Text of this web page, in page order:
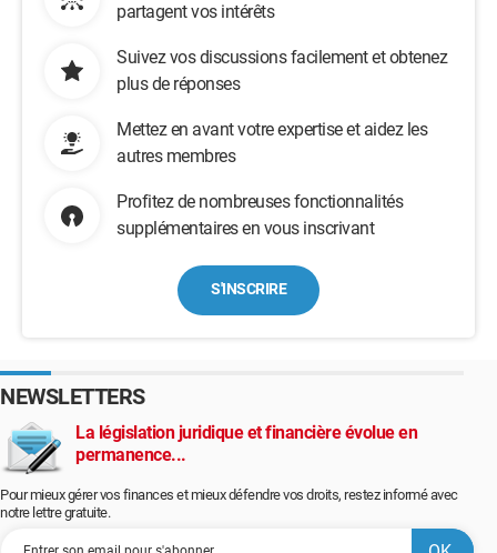
partagent vos intérêts
Suivez vos discussions facilement et obtenez
plus de réponses
Mettez en avant votre expertise et aidez les
autres membres
Profitez de nombreuses fonctionnalités
supplémentaires en vous inscrivant
S'INSCRIRE
NEWSLETTERS
La législation juridique et financière évolue en
permanence...
Pour mieux gérer vos finances et mieux défendre vos droits, restez informé avec
notre lettre gratuite.